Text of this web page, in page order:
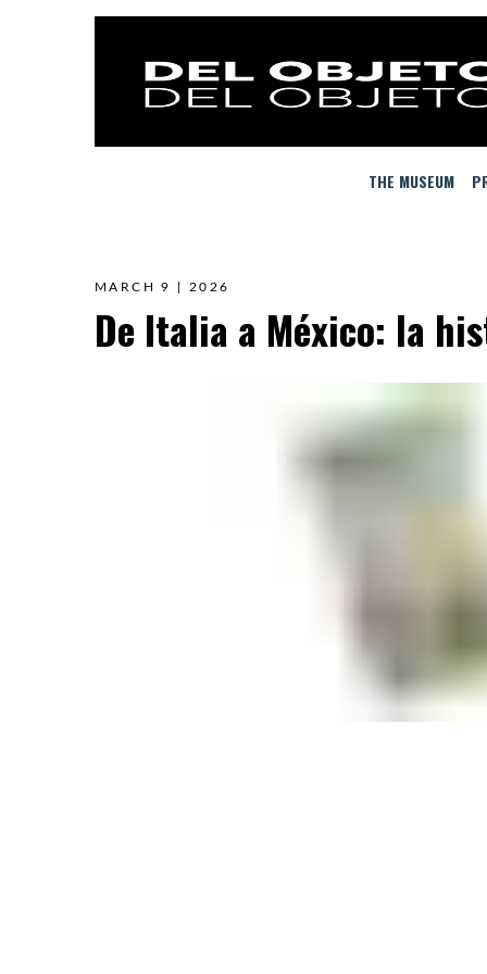
THE MUSEUM
MARCH 9 | 2026
De Italia a México: la